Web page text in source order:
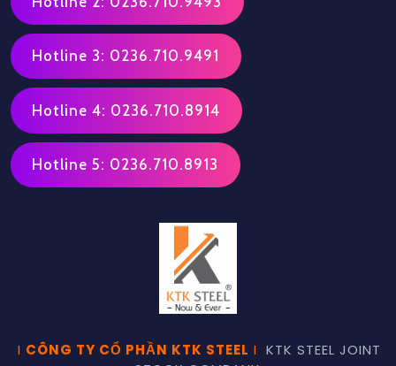
Hotline 3: 0236.710.9491
Hotline 4: 0236.710.8914
Hotline 5: 0236.710.8913
I CÔNG TY CỔ PHẦN KTK STEEL I KTK STEEL JOINT